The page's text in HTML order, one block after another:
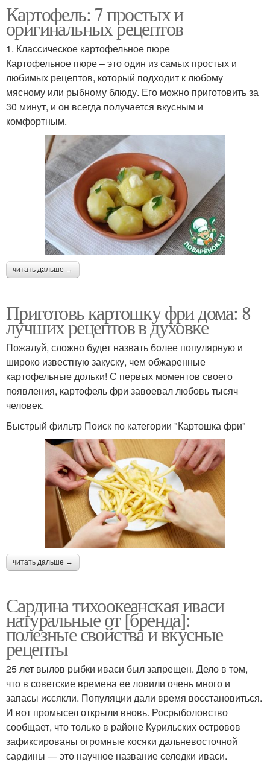
Картофель: 7 простых и
оригинальных рецептов
1. Классическое картофельное пюре
Картофельное пюре – это один из самых простых и
любимых рецептов, который подходит к любому
мясному или рыбному блюду. Его можно приготовить за
30 минут, и он всегда получается вкусным и
комфортным.
читать дальше →
Приготовь картошку фри дома: 8
лучших рецептов в духовке
Пожалуй, сложно будет назвать более популярную и
широко известную закуску, чем обжаренные
картофельные дольки! С первых моментов своего
появления, картофель фри завоевал любовь тысяч
человек.
Быстрый фильтр Поиск по категории "Картошка фри"
читать дальше →
Сардина тихоокеанская иваси
натуральные от [бренда]:
полезные свойства и вкусные
рецепты
25 лет вылов рыбки иваси был запрещен. Дело в том,
что в советские времена ее ловили очень много и
запасы иссякли. Популяции дали время восстановиться.
И вот промысел открыли вновь. Росрыболовство
сообщает, что только в районе Курильских островов
зафиксированы огромные косяки дальневосточной
сардины — это научное название селедки иваси.